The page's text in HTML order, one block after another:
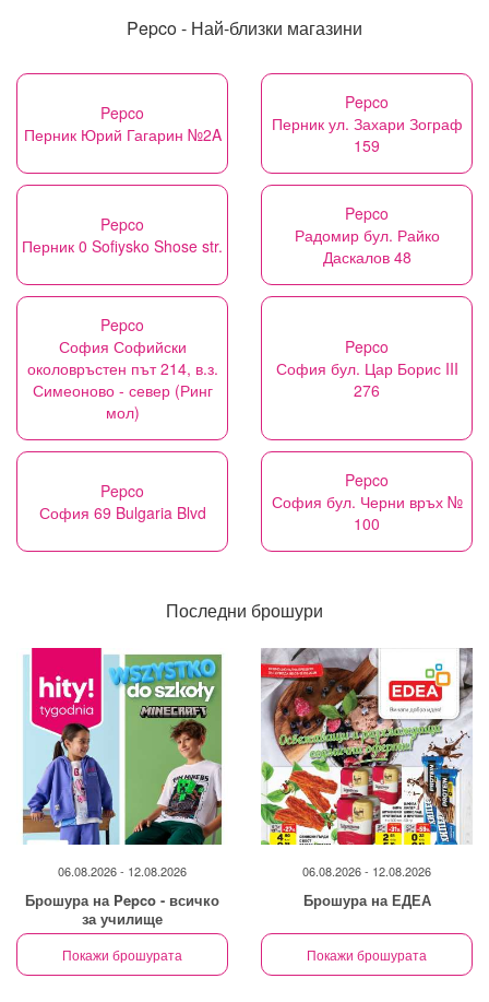
Pepco - Най-близки магазини
Pepco
Перник Юрий Гагарин №2A
Pepco
Перник ул. Захари Зограф
159
Pepco
Перник 0 Sofiysko Shose str.
Pepco
Радомир бул. Райко
Даскалов 48
Pepco
София Софийски
околовръстен път 214, в.з.
Симеоново - север (Ринг
мол)
Pepco
София бул. Цар Борис III
276
Pepco
София 69 Bulgaria Blvd
Pepco
София бул. Черни връх №
100
Последни брошури
06.08.2026 - 12.08.2026
Брошура на Pepco - всичко
за училище
Покажи брошурата
06.08.2026 - 12.08.2026
Брошура на ЕДЕА
Покажи брошурата